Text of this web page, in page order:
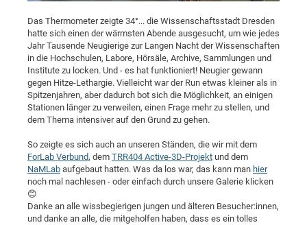
Das Thermometer zeigte 34°... die Wissenschaftsstadt Dresden
hatte sich einen der wärmsten Abende ausgesucht, um wie jedes
Jahr Tausende Neugierige zur Langen Nacht der Wissenschaften
in die Hochschulen, Labore, Hörsäle, Archive, Sammlungen und
Institute zu locken. Und - es hat funktioniert! Neugier gewann
gegen Hitze-Lethargie. Vielleicht war der Run etwas kleiner als in
Spitzenjahren, aber dadurch bot sich die Möglichkeit, an einigen
Stationen länger zu verweilen, einen Frage mehr zu stellen, und
dem Thema intensiver auf den Grund zu gehen.
So zeigte es sich auch an unseren Ständen, die wir mit dem
ForLab Verbund, dem TRR404 Active-3D-Projekt und dem
NaMLab aufgebaut hatten. Was da los war, das kann man hier
noch mal nachlesen - oder einfach durch unsere Galerie klicken
😊
Danke an alle wissbegierigen jungen und älteren Besucher:innen,
und danke an alle, die mitgeholfen haben, dass es ein tolles